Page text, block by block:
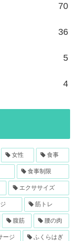
70
36
5
4
女性 食事
食事制限
エクササイズ
筋トレ
腹筋 腰の肉
ージ ふくらはぎ